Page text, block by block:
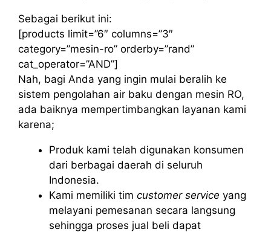
Sebagai berikut ini:
[products limit=”6″ columns=”3″
category=”mesin-ro” orderby=”rand”
cat_operator=”AND”]
Nah, bagi Anda yang ingin mulai beralih ke
sistem pengolahan air baku dengan mesin RO,
ada baiknya mempertimbangkan layanan kami
karena;
Produk kami telah digunakan konsumen
dari berbagai daerah di seluruh
Indonesia.
Kami memiliki tim customer service yang
melayani pemesanan secara langsung
sehingga proses jual beli dapat